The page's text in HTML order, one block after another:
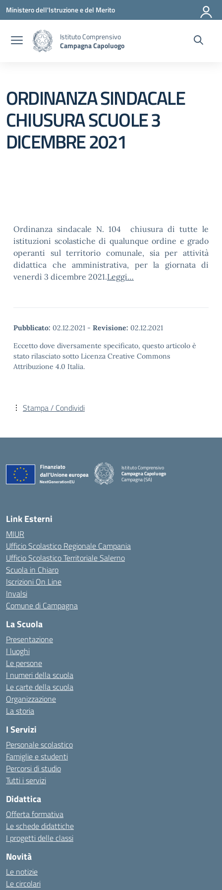
Vai ai contenuti
Vai al menu di navigazione
Vai al footer
Ministero dell'Istruzione e del Merito
Istituto Comprensivo
Campagna Capoluogo
ORDINANZA SINDACALE
CHIUSURA SCUOLE 3
DICEMBRE 2021
Ordinanza sindacale N. 104 chiusura di tutte le
istituzioni scolastiche di qualunque ordine e grado
operanti sul territorio comunale, sia per attività
didattica che amministrativa, per la giornata di
venerdì 3 dicembre 2021.Leggi…
Pubblicato: 02.12.2021 - Revisione: 02.12.2021
Eccetto dove diversamente specificato, questo articolo è
stato rilasciato sotto Licenza Creative Commons
Attribuzione 4.0 Italia.
Stampa / Condividi
Istituto Comprensivo
Campagna Capoluogo
Campagna (SA)
Link Esterni
MIUR
Ufficio Scolastico Regionale Campania
Ufficio Scolastico Territoriale Salerno
Scuola in Chiaro
Iscrizioni On Line
Invalsi
Comune di Campagna
La Scuola
Presentazione
I luoghi
Le persone
I numeri della scuola
Le carte della scuola
Organizzazione
La storia
I Servizi
Personale scolastico
Famiglie e studenti
Percorsi di studio
Tutti i servizi
Didattica
Offerta formativa
Le schede didattiche
I progetti delle classi
Novità
Le notizie
Le circolari